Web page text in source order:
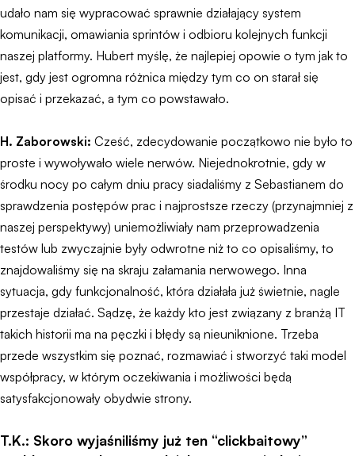
udało nam się wypracować sprawnie działający system
komunikacji, omawiania sprintów i odbioru kolejnych funkcji
naszej platformy. Hubert myślę, że najlepiej opowie o tym jak to
jest, gdy jest ogromna różnica między tym co on starał się
opisać i przekazać, a tym co powstawało.
H. Zaborowski: Cześć, zdecydowanie początkowo nie było to
proste i wywoływało wiele nerwów. Niejednokrotnie, gdy w
środku nocy po całym dniu pracy siadaliśmy z Sebastianem do
sprawdzenia postępów prac i najprostsze rzeczy (przynajmniej z
naszej perspektywy) uniemożliwiały nam przeprowadzenia
testów lub zwyczajnie były odwrotne niż to co opisaliśmy, to
znajdowaliśmy się na skraju załamania nerwowego. Inna
sytuacja, gdy funkcjonalność, która działała już świetnie, nagle
przestaje działać. Sądzę, że każdy kto jest związany z branżą IT
takich historii ma na pęczki i błędy są nieuniknione. Trzeba
przede wszystkim się poznać, rozmawiać i stworzyć taki model
współpracy, w którym oczekiwania i możliwości będą
satysfakcjonowały obydwie strony.
T.K.: Skoro wyjaśniliśmy już ten “clickbaitowy”